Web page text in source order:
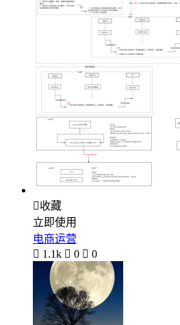
收藏
立即使用
电商运营
 1.1k  0  0